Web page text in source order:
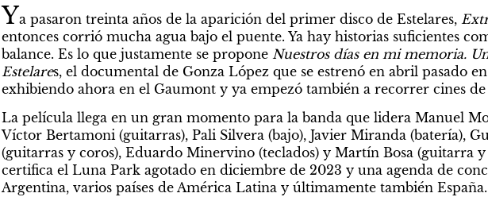
Ya pasaron treinta años de la aparición del primer disco de Estelares,
entonces corrió mucha agua bajo el puente. Ya hay historias suficientes
balance. Es lo que justamente se propone Nuestros días en mi memoria.
Estelares, el documental de Gonza López que se estrenó en abril pasado en
exhibiendo ahora en el Gaumont y ya empezó también a recorrer cines de
La película llega en un gran momento para la banda que lidera Manuel
Víctor Bertamoni (guitarras), Pali Silvera (bajo), Javier Miranda (batería),
(guitarras y coros), Eduardo Minervino (teclados) y Martín Bosa (guitarra y
certifica el Luna Park agotado en diciembre de 2023 y una agenda de
Argentina, varios países de América Latina y últimamente también España.